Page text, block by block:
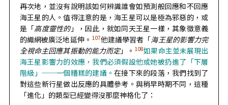
再次地，並沒有說明該如何辨識誰會如預測般回應和不回應
海王星的人。值得注意的是，海王星可以是極為邪惡的，或
是「高度靈性的」，因此，就如同天王星一樣，其象徵意義
的織網被廣泛地延伸。 107他建議學習者「海王星的影響力完
全視命主回應其振動的能力而定」。 108如果命主並未展現出
海王星影響力的效應，我們必須假設他或她被扔進了「下層
階級」──一個糟糕的建議。 在接下來的段落，我們找到了
對這些新行星做出反應的具體參考。與稍早時期不同，這種
「進化」的類型已經變得沒那麼神格化了：